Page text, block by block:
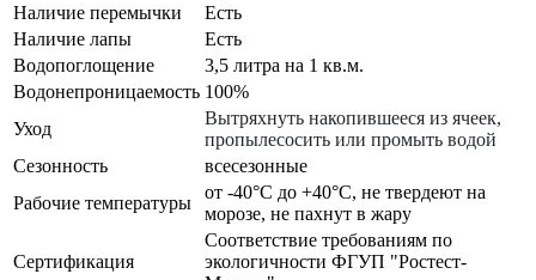
Наличие перемычки
Есть
Наличие лапы
Есть
Водопоглощение
3,5 литра на 1 кв.м.
Водонепроницаемость 100%
Уход
Вытряхнуть накопившееся из ячеек,
пропылесосить или промыть водой
Сезонность
всесезонные
Рабочие температуры
от -40°С до +40°С, не твердеют на
морозе, не пахнут в жару
Сертификация
Соответствие требованиям по
экологичности ФГУП "Ростест-